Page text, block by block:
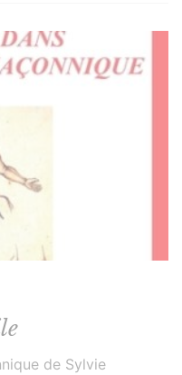
de Sylvie